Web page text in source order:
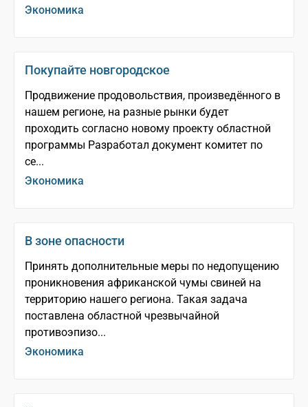
Экономика
Покупайте новгородское
Продвижение продовольствия, произведённого в
нашем регионе, на разные рынки будет
проходить согласно новому проекту областной
программы Разработал документ комитет по
се...
Экономика
В зоне опасности
Принять дополнительные меры по недопущению
проникновения африканской чумы свиней на
территорию нашего региона. Такая задача
поставлена областной чрезвычайной
противоэпизо...
Экономика